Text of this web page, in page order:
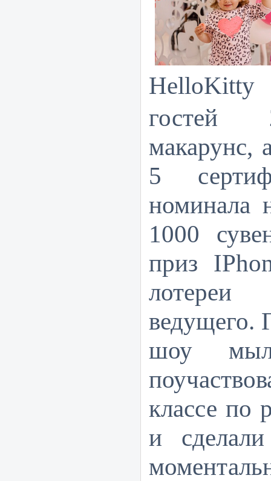
HelloKitty
гостей
макарунс,
5
номинала
1000
приз
ведущего.
шоу
классе по
и